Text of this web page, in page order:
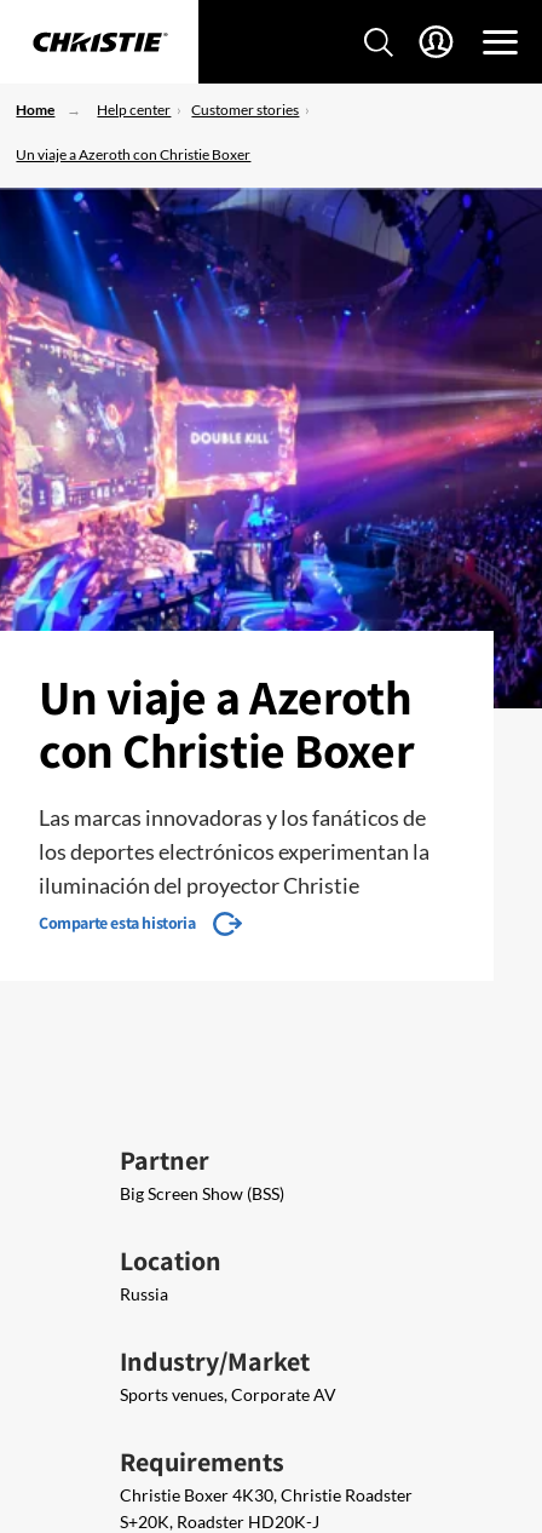
Home Help center Customer stories
Un viaje a Azeroth con Christie Boxer
Un viaje a Azeroth
con Christie Boxer
Las marcas innovadoras y los fanáticos de
los deportes electrónicos experimentan la
iluminación del proyector Christie
Comparte esta historia
Partner
Big Screen Show (BSS)
Location
Russia
Industry/Market
Sports venues, Corporate AV
Requirements
Christie Boxer 4K30, Christie Roadster
S+20K, Roadster HD20K-J